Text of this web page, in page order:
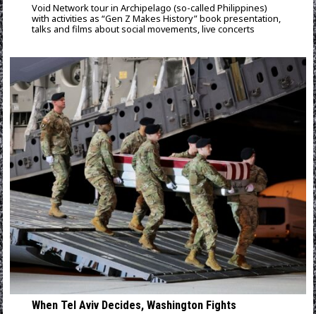
Void Network tour in Archipelago (so-called Philippines)
with activities as “Gen Z Makes History” book presentation,
talks and films about social movements, live concerts
When Tel Aviv Decides, Washington Fights